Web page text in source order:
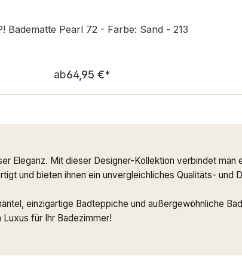
Badematte Pearl 72 - Farbe: Sand - 213
Regulärer Preis:
ab64,95 €*
Eleganz. Mit dieser Designer-Kollektion verbindet
und bieten ihnen ein unvergleichliches Qualitäts- und
einzigartige Badteppiche und außergewöhnliche
für Ihr Badezimmer!